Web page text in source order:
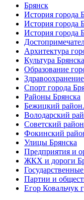
Брянск
История города
История города
История города
Архитектура
Культура Брянска
Образование
Спорт города
Районы Брянска
Бежицкий
Володарский
Советский
Фокинский
Улицы Брянска
Предприятия и
ЖКХ и дороги
Партии и
Егор Ковальчук